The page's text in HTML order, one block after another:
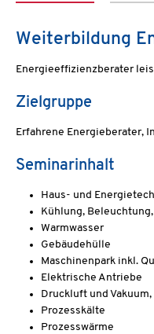
Weiterbildung
Energieeffizienzberater
Zielgruppe
Erfahrene Energieberater,
Seminarinhalt
Haus- und
Kühlung,
Warmwasser
Gebäudehülle
Maschinenpark inkl.
Elektrische Antriebe
Druckluft und
Prozesskälte
Prozesswärme